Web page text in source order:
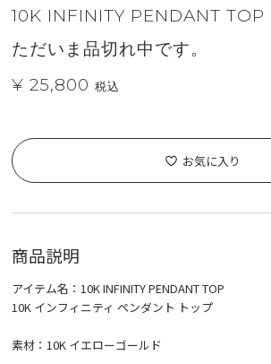
10K INFINITY PENDANT TOP
ただいま品切れ中です。
¥ 25,800税込
お気に入り
商品説明
アイテム名：10K INFINITY PENDANT TOP
10K インフィニティ ペンダント トップ
素材：10K イエローゴールド